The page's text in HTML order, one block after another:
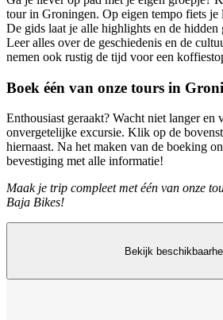
tour in Groningen. Op eigen tempo fiets je
De gids laat je alle highlights en de hidden
Leer alles over de geschiedenis en de
nemen ook rustig de tijd voor een
Boek één van onze tours in
Enthousiast geraakt? Wacht niet langer en
onvergetelijke excursie. Klik op de
hiernaast. Na het maken van de boeking
bevestiging met alle informatie!
Maak je trip compleet met één van onze
Baja Bikes!
Bekijk